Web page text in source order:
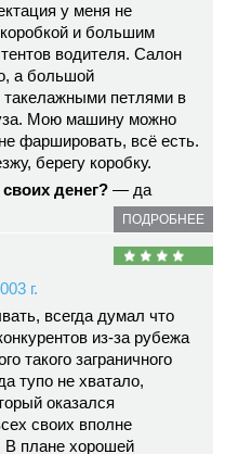
у меня не
и большим
водителя. Салон
а большой
такелажными петлями в
Мою машину можно
фаршировать, всё есть.
берегу коробку.
денег? — да
ПОДРОБНЕЕ
г.
всегда думал что
из-за рубежа
такого заграничного
тупо не хватало,
оказался
своих вполне
В плане хорошей